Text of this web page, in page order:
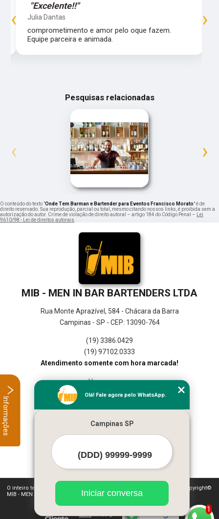
"Excelente!!"
Julia Dantas
comprometimento e amor pelo oque fazem.
Equipe parceira e animada.
‹ ›
Pesquisas relacionadas
‹ ›
O conteúdo do texto "Onde Tem Barman e Bartender para Eventos Francisco Morato" é de
direito reservado. Sua reprodução, parcial ou total, mesmo citando nossos links, é proibida sem a
autorização do autor. Crime de violação de direito autoral – artigo 184 do Código Penal – Lei
9610/98 - Lei de direitos autorais.
MIB - MEN IN BAR BARTENDERS LTDA
Rua Monte Aprazível, 584 - Chácara da Barra
Campinas - SP - CEP: 13090-764
(19) 3386.0429
(19) 97102.0333
Atendimento somente com hora marcada!
Home
Empresa
Contato
O inteiro teor deste site está sujeito à proteção de direitos autorais. Copyright©
MIB - MEN IN BAR BARTENDERS LTDA (Lei 9610 de 19/02/1998)
1
Olá! Fale agora pelo WhatsApp.
Campinas SP
Iniciar conversa
Informações